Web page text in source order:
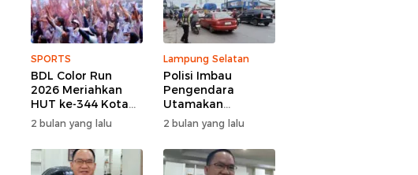
SPORTS
BDL Color Run
2026 Meriahkan
HUT ke-344 Kota
Bandar Lampung,
Wujud Semangat
Sehat dan
Kebersamaan
2 bulan yang lalu
Lampung Selatan
Polisi Imbau
Pengendara
Utamakan
Keselamatan di
Tengah Kepadatan
Lalu Lintas Pagi
Hari
2 bulan yang lalu